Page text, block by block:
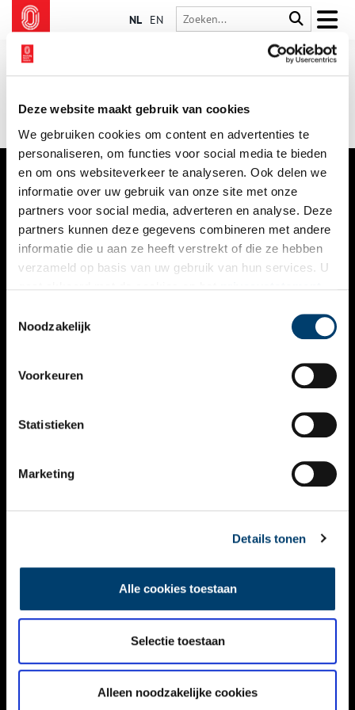
Deze website maakt gebruik van cookies
We gebruiken cookies om content en advertenties te
personaliseren, om functies voor social media te bieden
en om ons websiteverkeer te analyseren. Ook delen we
informatie over uw gebruik van onze site met onze
partners voor social media, adverteren en analyse. Deze
partners kunnen deze gegevens combineren met andere
informatie die u aan ze heeft verstrekt of die ze hebben
verzameld op basis van uw gebruik van hun services. U
Noodzakelijk
Voorkeuren
Statistieken
Marketing
Details tonen
Alle cookies toestaan
Selectie toestaan
Alleen noodzakelijke cookies
NL EN
VERHALEN
NIEUWS
KALENDER
ACTIVITEITEN
NIEUWSBRIEF
DISCLAIMER
TOEGANKELIJKHEID
Volg ONH op social media